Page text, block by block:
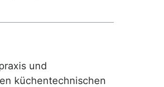
und
küchentechnischen